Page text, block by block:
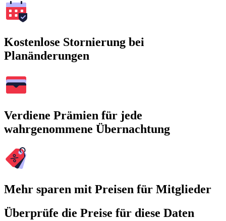
Kostenlose Stornierung bei
Planänderungen
Verdiene Prämien für jede
wahrgenommene Übernachtung
Mehr sparen mit Preisen für Mitglieder
Überprüfe die Preise für diese Daten